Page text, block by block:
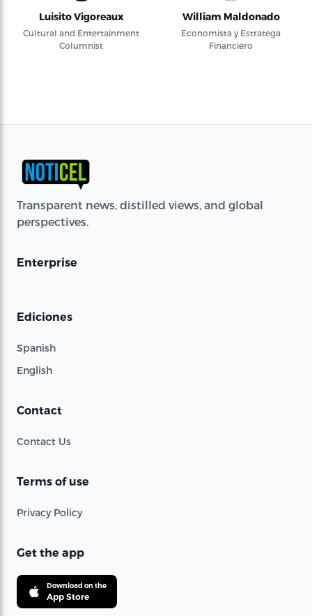
Luisito Vigoreaux
Cultural and Entertainment
Columnist
William Maldonado
Economista y Estratega
Financiero
Transparent news, distilled views, and global
perspectives.
Enterprise
Ediciones
Spanish
English
Contact
Contact Us
Terms of use
Privacy Policy
Get the app
Download on the
App Store